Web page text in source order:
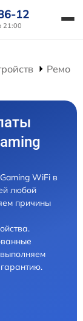
12
21:00
WiFi в
любой
причины